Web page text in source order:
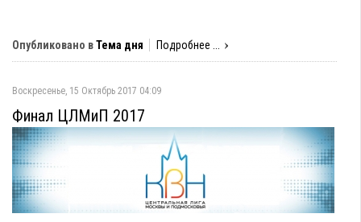
Опубликовано вТема дня Подробнее ...
Воскресенье, 15 Октябрь 2017 04:09
Финал ЦЛМиП 2017